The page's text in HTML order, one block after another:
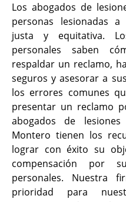
Los abogados de
personas lesionadas
justa y equitativa.
personales saben
respaldar un reclamo,
seguros y asesorar a
los errores comunes
presentar un reclamo
abogados de
Montero tienen los
lograr con éxito su
compensación por
personales. Nuestra
prioridad para